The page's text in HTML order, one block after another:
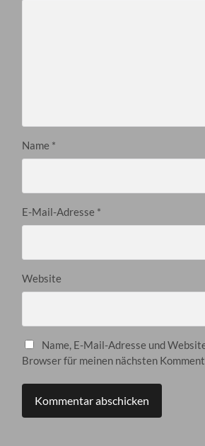
Name *
E-Mail-Adresse *
Website
Name, E-Mail-Adresse und
Browser für meinen nächsten